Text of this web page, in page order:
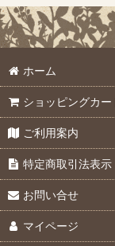
並び順:
pFメータ (全商品)
pFメータ本体
交換用部品
ホーム
ショッピングカー
ご利用案内
特定商取引法表示
お問い合せ
マイページ